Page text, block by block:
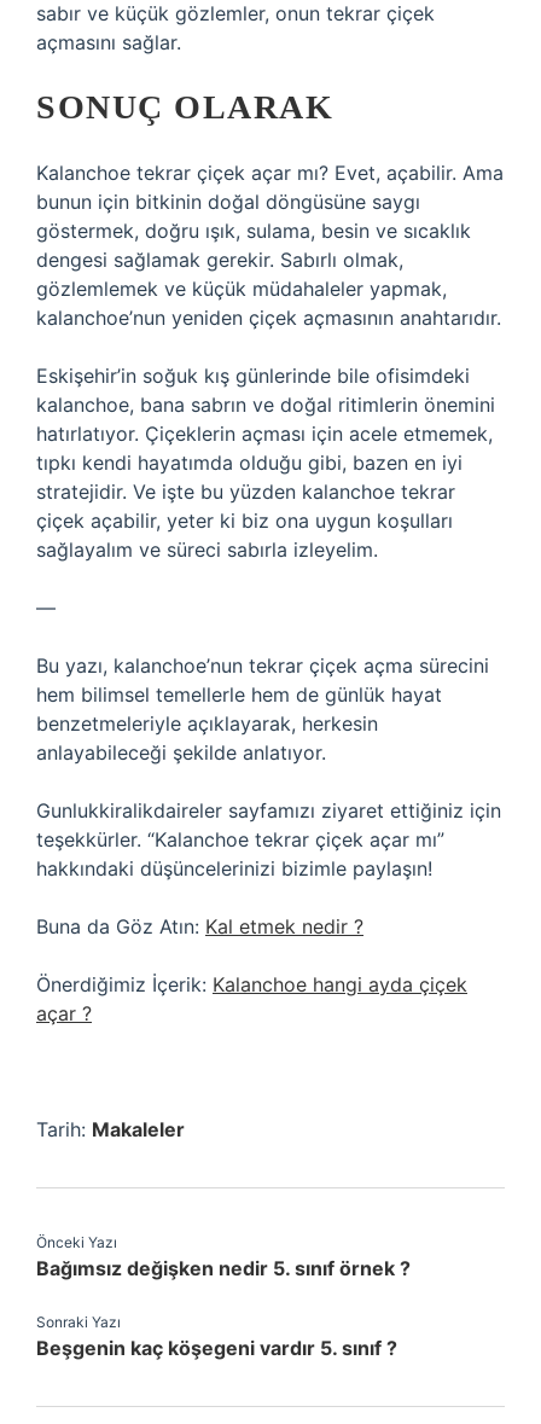
sabır ve küçük gözlemler, onun tekrar çiçek
açmasını sağlar.
SONUÇ OLARAK
Kalanchoe tekrar çiçek açar mı? Evet, açabilir. Ama
bunun için bitkinin doğal döngüsüne saygı
göstermek, doğru ışık, sulama, besin ve sıcaklık
dengesi sağlamak gerekir. Sabırlı olmak,
gözlemlemek ve küçük müdahaleler yapmak,
kalanchoe’nun yeniden çiçek açmasının anahtarıdır.
Eskişehir’in soğuk kış günlerinde bile ofisimdeki
kalanchoe, bana sabrın ve doğal ritimlerin önemini
hatırlatıyor. Çiçeklerin açması için acele etmemek,
tıpkı kendi hayatımda olduğu gibi, bazen en iyi
stratejidir. Ve işte bu yüzden kalanchoe tekrar
çiçek açabilir, yeter ki biz ona uygun koşulları
sağlayalım ve süreci sabırla izleyelim.
—
Bu yazı, kalanchoe’nun tekrar çiçek açma sürecini
hem bilimsel temellerle hem de günlük hayat
benzetmeleriyle açıklayarak, herkesin
anlayabileceği şekilde anlatıyor.
Gunlukkiralikdaireler sayfamızı ziyaret ettiğiniz için
teşekkürler. “Kalanchoe tekrar çiçek açar mı”
hakkındaki düşüncelerinizi bizimle paylaşın!
Buna da Göz Atın: Kal etmek nedir ?
Önerdiğimiz İçerik: Kalanchoe hangi ayda çiçek
açar ?
Tarih: Makaleler
Önceki Yazı
Bağımsız değişken nedir 5. sınıf örnek ?
Sonraki Yazı
Beşgenin kaç köşegeni vardır 5. sınıf ?